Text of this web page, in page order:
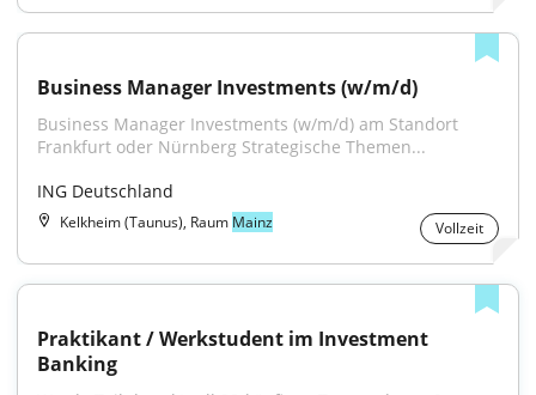
Business Manager Investments (w/m/d)
Business Manager Investments (w/m/d) am Standort
Frankfurt oder Nürnberg Strategische Themen...
ING Deutschland
Kelkheim (Taunus), Raum Mainz Vollzeit
Praktikant / Werkstudent im Investment
Banking